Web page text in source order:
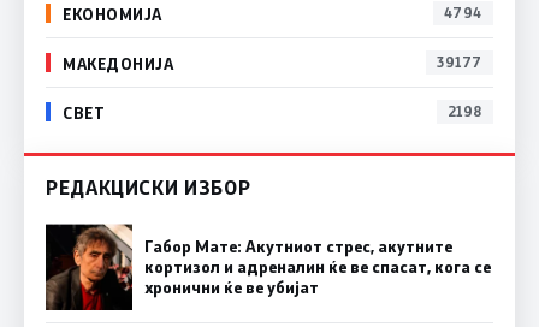
ЕКОНОМИЈА 4794
МАКЕДОНИЈА 39177
СВЕТ 2198
РЕДАКЦИСКИ ИЗБОР
Габор Мате: Акутниот стрес, акутните
кортизол и адреналин ќе ве спасат, кога се
хронични ќе ве убијат